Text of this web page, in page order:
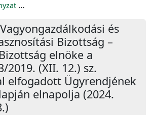
és
Bizottság –
elnöke a
2019. (XII. 12.) sz.
elfogadott Ügyrendjének
elnapolja (2024.